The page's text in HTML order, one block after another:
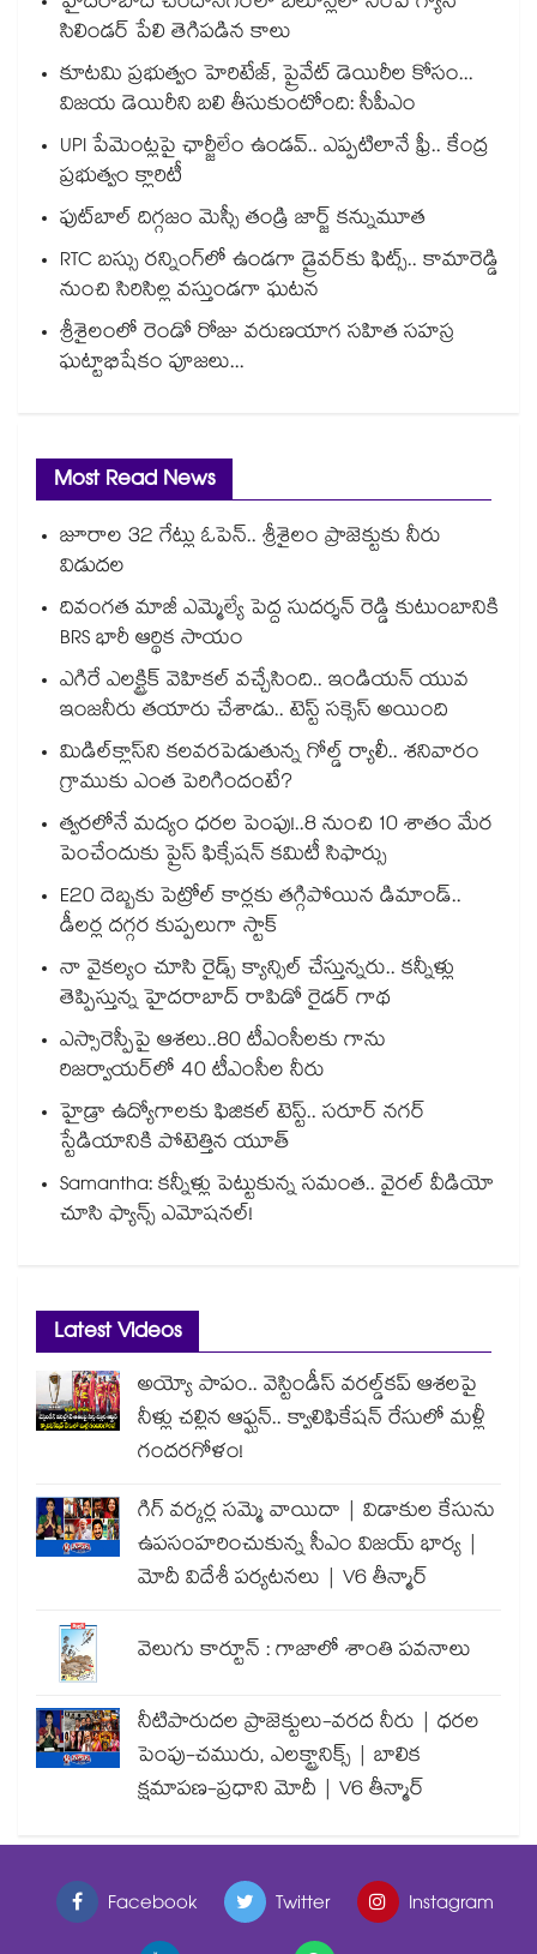
సిలిండర్ పేలి తెగిపడిన కాలు
కూటమి ప్రభుత్వం హెరిటేజ్, ప్రైవేట్ డెయిరీల కోసం...
విజయ డెయిరీని బలి తీసుకుంటోంది: సీపీఎం
UPI పేమెంట్లపై ఛార్జీలేం ఉండవ్.. ఎప్పటిలానే ఫ్రీ.. కేంద్ర
ప్రభుత్వం క్లారిటీ
ఫుట్‎బాల్ దిగ్గజం మెస్సీ తండ్రి జార్జ్ కన్నుమూత
RTC బస్సు రన్నింగ్⁫లో ఉండగా డ్రైవర్‌కు ఫిట్స్.. కామారెడ్డి
నుంచి సిరిసిల్ల వస్తుండగా ఘటన
శ్రీశైలంలో రెండో రోజు వరుణయాగ సహిత సహస్ర
ఘట్టాభిషేకం పూజలు...
Most Read News
జూరాల 32 గేట్లు ఓపెన్.. శ్రీశైలం ప్రాజెక్టుకు నీరు
విడుదల
దివంగత మాజీ ఎమ్మెల్యే పెద్ద సుదర్శన్ రెడ్డి కుటుంబానికి
BRS భారీ ఆర్థిక సాయం
ఎగిరే ఎలక్ట్రిక్ వెహికల్ వచ్చేసింది.. ఇండియన్ యువ
ఇంజనీరు తయారు చేశాడు.. టెస్ట్ సక్సెస్ అయింది
మిడిల్‌క్లాస్‌ని కలవరపెడుతున్న గోల్డ్ ర్యాలీ.. శనివారం
గ్రాముకు ఎంత పెరిగిందంటే?
త్వరలోనే మద్యం ధ‌‌ర‌‌ల పెంపు!..8 నుంచి 10 శాతం మేర
పెంచేందుకు ప్రైస్ ఫిక్సేష‌‌న్ క‌‌మిటీ సిఫార్సు
E20 దెబ్బకు పెట్రోల్ కార్లకు తగ్గిపోయిన డిమాండ్..
డీలర్ల దగ్గర కుప్పలుగా స్టాక్
నా వైకల్యం చూసి రైడ్స్ క్యాన్సిల్ చేస్తున్నరు.. కన్నీళ్లు
తెప్పిస్తున్న హైదరాబాద్ రాపిడో రైడర్ గాథ
ఎస్సారెస్పీపై ఆశలు..80 టీఎంసీలకు గాను
రిజర్వాయర్‌‌‌‌‌‌‌‌‌‌‌‌‌‌‌‌లో 40 టీఎంసీల నీరు
హైడ్రా ఉద్యోగాలకు ఫిజికల్ టెస్ట్.. సరూర్ నగర్
స్టేడియానికి పోటెత్తిన యూత్
Samantha: కన్నీళ్లు పెట్టుకున్న సమంత.. వైరల్ వీడియో
చూసి ఫ్యాన్స్ ఎమోషనల్!
Latest Videos
అయ్యో పాపం.. వెస్టిండీస్ వరల్డ్‌కప్ ఆశలపై
నీళ్లు చల్లిన ఆఫ్ఘన్.. క్వాలిఫికేషన్ రేసులో మళ్లీ
గందరగోళం!
గిగ్ వర్కర్ల సమ్మె వాయిదా | విడాకుల కేసును
ఉపసంహరించుకున్న సీఎం విజయ్ భార్య |
మోదీ విదేశీ పర్యటనలు | V6 తీన్మార్
వెలుగు కార్టూన్ : గాజాలో శాంతి పవనాలు
నీటిపారుదల ప్రాజెక్టులు-వరద నీరు | ధరల
పెంపు-చమురు, ఎలక్ట్రానిక్స్ | బాలిక
క్షమాపణ-ప్రధాని మోదీ | V6 తీన్మార్
Facebook Twitter
Instagram